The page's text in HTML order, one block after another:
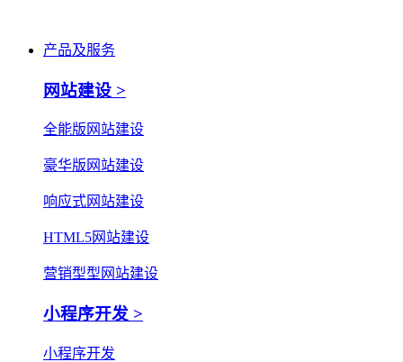
产品及服务
网站建设 >
全能版网站建设
豪华版网站建设
响应式网站建设
HTML5网站建设
营销型型网站建设
小程序开发 >
小程序开发